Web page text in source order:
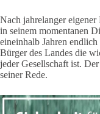
Nach jahrelanger
in seinem momentanen
eineinhalb Jahren
Bürger des Landes die
jeder Gesellschaft ist.
seiner Rede.